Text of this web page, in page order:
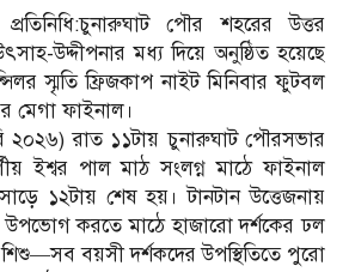
পৌর শহরের উত্তর
উদ্দীপনার মধ্য দিয়ে অনুষ্ঠিত হয়েছে
স্মৃতি ফ্রিজকাপ নাইট মিনিবার ফুটবল
মেগা ফাইনাল।
২০২৬) রাত ১১টায় চুনারুঘাট পৌরসভার
ইশ্বর পাল মাঠ সংলগ্ন মাঠে ফাইনাল
১২টায় শেষ হয়। টানটান উত্তেজনায়
উপভোগ করতে মাঠে হাজারো দর্শকের ঢল
বয়সী দর্শকদের উপস্থিতিতে পুরো